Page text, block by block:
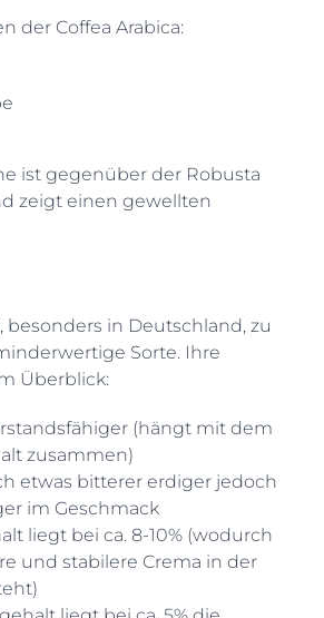
der Coffea Arabica:
ist gegenüber der Robusta
zeigt einen gewellten
besonders in Deutschland, zu
Sorte. Ihre
Überblick:
(hängt mit dem
zusammen)
etwas bitterer erdiger jedoch
im Geschmack
liegt bei ca. 8-10% (wodurch
und stabilere Crema in der